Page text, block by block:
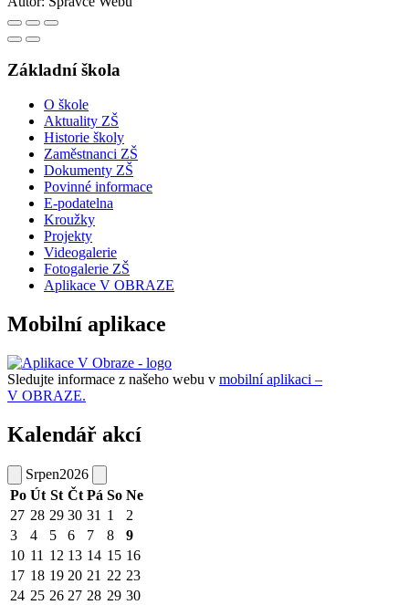
Základní škola
O škole
Aktuality ZŠ
Historie školy
Zaměstnanci ZŠ
Dokumenty ZŠ
Povinné informace
E-podatelna
Kroužky
Projekty
Videogalerie
Fotogalerie ZŠ
Aplikace V OBRAZE
Mobilní aplikace
Sledujte informace z našeho webu v mobilní aplikaci –
V OBRAZE.
Kalendář akcí
Srpen2026
Po Út St Čt Pá So Ne
27 28 29 30 31 1
2
3
4 5 6 7 8
9
10 11 12 13 14 15 16
17 18 19 20 21 22 23
24 25 26 27 28 29 30